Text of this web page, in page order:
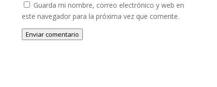
Guarda mi nombre, correo electrónico y web en
este navegador para la próxima vez que comente.
Enviar comentario